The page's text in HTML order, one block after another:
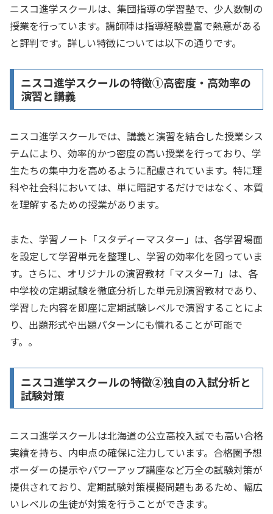
ニスコ進学スクールは、​集団指導の学習塾で、​少人数制の
授業を行っています。​講師陣は指導経験豊富で熱意がある
と評判です。詳しい特徴については以下の通りです。
ニスコ進学スクールの特徴①高密度・高効率の
演習と講義
ニスコ進学スクールでは、講義と演習を結合した授業シス
テムにより、効率的かつ密度の高い授業を行っており、学
生たちの集中力を高めるように配慮されています。特に理
科や社会科においては、単に暗記するだけではなく、本質
を理解するための授業があります。
また、学習ノート「スタディーマスター」は、各学習場面
を設定して学習単元を整理し、学習の効率化を図っていま
す。さらに、オリジナルの演習教材「マスター7」は、各
中学校の定期試験を徹底分析した単元別演習教材であり、
学習した内容を即座に定期試験レベルで演習することによ
り、出題形式や出題パターンにも慣れることが可能で
す。。
ニスコ進学スクールの特徴②独自の入試分析と
試験対策
ニスコ進学スクールは北海道の公立高校入試でも高い合格
実績を持ち、内申点の確保に注力しています。合格圏予想
ボーダーの提示やパワーアップ講座など万全の試験対策が
提供されており、定期試験対策模擬問題もあるため、幅広
いレベルの生徒が対策を行うことができます。